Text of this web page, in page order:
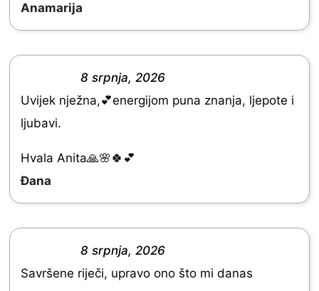
u
t
o
5
Anamarija
e
d
5
.
o
8 srpnja, 2026
Uvijek nježna,💕energijom puna znanja, ljepote i
ljubavi.
Hvala Anita🙏🌸🍀💕
Đana
8 srpnja, 2026
Savršene riječi, upravo ono što mi danas